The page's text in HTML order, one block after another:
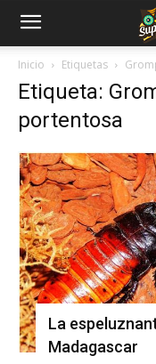
Inicio Etiquetas
Etiqueta:
portentosa
La
Madagascar